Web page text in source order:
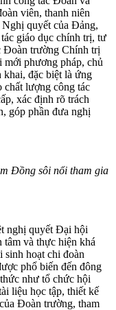
viên, thanh niên
quyết của Đảng,
giáo dục chính trị, tư
Đoàn trường Chính trị
phương pháp, chủ
khai, đặc biệt là ứng
chất lượng công tác
xác định rõ trách
góp phần đưa nghị
Đồng sôi nổi tham gia
quyết Đại hội
và thực hiện khá
sinh hoạt chi đoàn
phổ biến đến đông
như tổ chức hội
liệu học tập, thiết kế
Đoàn trường, tham